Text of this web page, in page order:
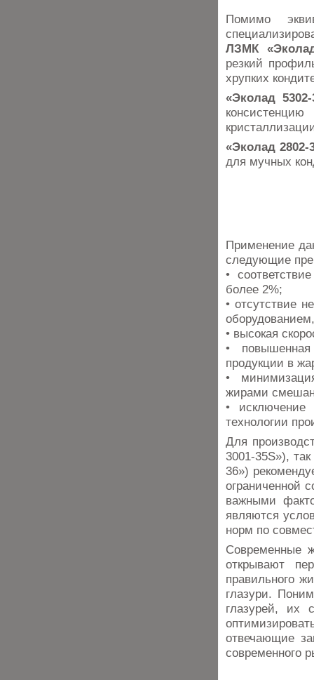
Помимо
ЛЗМК
резкий
хрупких
«Эколад 5302-
«Эколад
для мучных
Применение
следующие
•
более 2%;
• отсутствие
• высокая
• повышенная
продукции в
•
жирами
• исключение
технологии
Для
3001-35S»),
36»)
ограниченной
важными
являются
норм по
Современные
открывают
правильного
глазури.
глазурей, их
отвечающие
современного